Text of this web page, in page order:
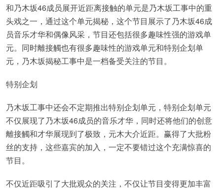
和乃木坂46成员展开近距离接触的单元是乃木坂工事中的重
头戏之一，通过这个单元揭秘，这个节目展示了乃木坂46成
员音乐才华和偶像风采，节目还包括很多趣味性强的游戏单
元。同时離接觸也有很多趣味性的游戏单元和特别企划单
元，乃木坂揭秘工事中是一档备受关注的节目。
特别企划
乃木坂工事中还会不定期推出特别企划单元，特别企划单元
不仅展现了乃木坂46成员的音乐才华，同时还将他们的创意
離接觸和才华展现到了极致，元木大介近距。赢得了大批粉
丝的支持，这些嘉宾的加入，一定不要错过这个充满惊喜的
节目。
不仅近距吸引了大批观众的关注，不仅让节目变得更加丰富